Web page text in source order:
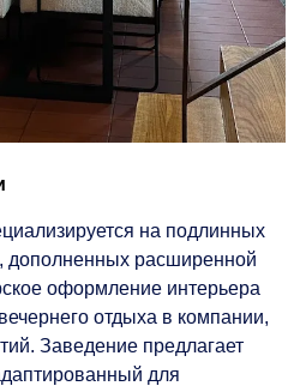
на подлинных
дополненных расширенной
оформление интерьера
отдыха в компании,
Заведение предлагает
для